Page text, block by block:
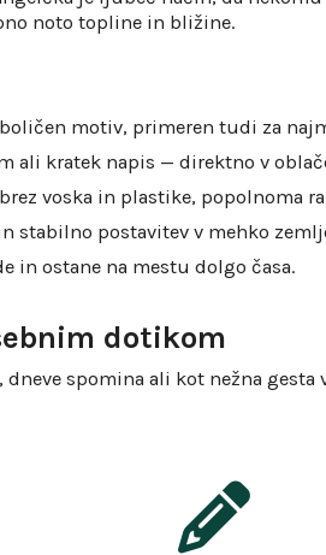
noto topline in bližine.
motiv, primeren tudi za
ali kratek napis — direktno v
brez voska in plastike, popolnoma
stabilno postavitev v mehko
in ostane na mestu dolgo časa.
dotikom
spomina ali kot nežna